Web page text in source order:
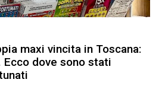
maxi vincita in Toscana:
dove sono stati